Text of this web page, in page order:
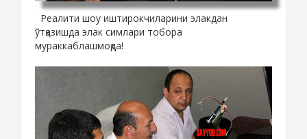
Реалити шоу иштирокчиларини элакдан
ўтқазишда элак симлари тобора
мураккаблашмоқда!